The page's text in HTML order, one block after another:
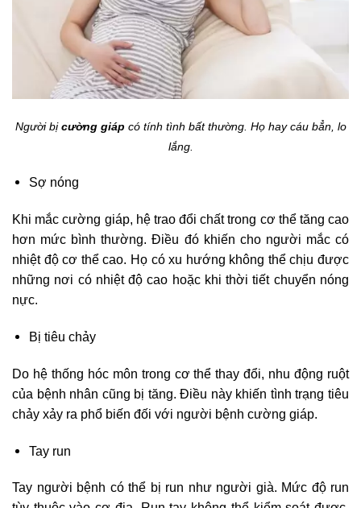
Người bịcường giáp có tính tình bất thường. Họ hay cáu bẳn, lo
lắng.
Sợ nóng
Khi mắc cường giáp, hệ trao đổi chất trong cơ thể tăng cao
hơn mức bình thường. Điều đó khiến cho người mắc có
nhiệt độ cơ thể cao. Họ có xu hướng không thể chịu được
những nơi có nhiệt độ cao hoặc khi thời tiết chuyển nóng
nực.
Bị tiêu chảy
Do hệ thống hóc môn trong cơ thể thay đổi, nhu động ruột
của bệnh nhân cũng bị tăng. Điều này khiến tình trạng tiêu
chảy xảy ra phổ biến đối với người bệnh cường giáp.
Tay run
Tay người bệnh có thể bị run như người già. Mức độ run